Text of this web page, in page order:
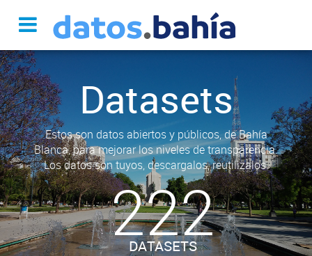
Datasets
Estos son datos abiertos y públicos, de Bahía
Blanca, para mejorar los niveles de transparencia.
Los datos son tuyos, descargalos, reutilizalos.
222
DATASETS